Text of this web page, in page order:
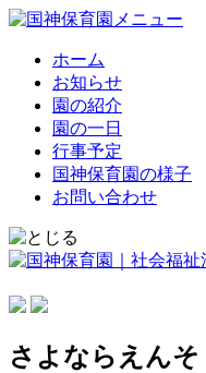
ホーム
お知らせ
園の紹介
園の一日
行事予定
国神保育園の様子
お問い合わせ
さよならえんそ